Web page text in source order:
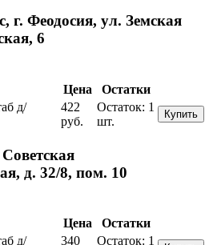
г. Феодосия, ул. Земская
6
Цена
Остатки
д/
422
руб.
Остаток: 1
шт.
Купить
д. 32/8, пом. 10
Цена
Остатки
д/
340
Остаток: 1